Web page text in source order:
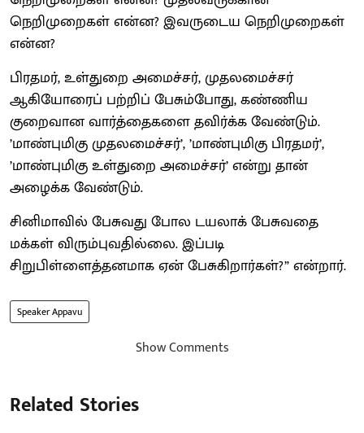
நெறிமுறைகள் என்ன? இவருடைய நெறிமுறைகள்
என்ன?
பிரதமர், உள்துறை அமைச்சர், முதலமைச்சர்
ஆகியோரைப் பற்றிப் பேசும்போது, கண்ணிய
குறைவான வார்த்தைகளை தவிர்க்க வேண்டும்.
’மாண்புமிகு முதலமைச்சர்’, ’மாண்புமிகு பிரதமர்’,
’மாண்புமிகு உள்துறை அமைச்சர்’ என்று தான்
அழைக்க வேண்டும்.
சினிமாவில் பேசுவது போல டயலாக் பேசுவதை
மக்கள் விரும்புவதில்லை. இப்படி
சிறுபிள்ளைத்தனமாக ஏன் பேசுகிறார்கள்?” என்றார்.
Speaker Appavu
Show Comments
Related Stories